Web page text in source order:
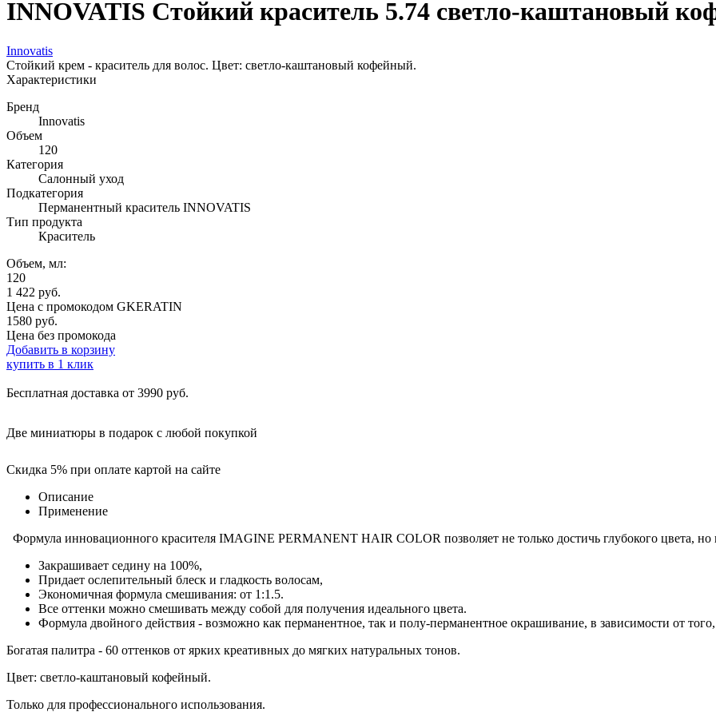
INNOVATIS Стойкий краситель 5.74 светло-каштановый
Innovatis
Стойкий крем - краситель для волос. Цвет: светло-каштановый кофейный.
Характеристики
Бренд
Innovatis
Объем
120
Категория
Салонный уход
Подкатегория
Перманентный краситель INNOVATIS
Тип продукта
Краситель
Объем, мл:
120
1 422 руб.
Цена с промокодом GKERATIN
1580 руб.
Цена без промокода
Добавить в корзину
купить в 1 клик
Бесплатная доставка от 3990 руб.
Две миниатюры в подарок с любой покупкой
Скидка 5% при оплате картой на сайте
Описание
Применение
Формула инновационного красителя IMAGINE PERMANENT HAIR COLOR позволяет не только достичь глубокого цвета,
Закрашивает седину на 100%,
Придает ослепительный блеск и гладкость волосам,
Экономичная формула смешивания: от 1:1.5.
Все оттенки можно смешивать между собой для получения идеального цвета.
Формула двойного действия - возможно как перманентное, так и полу-перманентное окрашивание, в зависимости от
Богатая палитра - 60 оттенков от ярких креативных до мягких натуральных тонов.
Цвет: светло-каштановый кофейный.
Только для профессионального использования.